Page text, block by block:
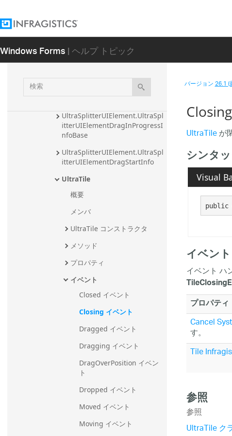
Windows Forms| ヘルプ トピック
検
索
UltraSplitterUIElement.UltraSpl
itterUIElementDragCompletedI
UltraSplitterUIElement.UltraSpl
UltraSplitterUIElement.UltraSpl
itterUIElementDragInfoBase
UltraSplitterUIElement.UltraSpl
itterUIElementDragInProgressI
nfoBase
UltraSplitterUIElement.UltraSpl
itterUIElementDragStartInfo
UltraTile
概要
メンバ
UltraTile コンストラクタ
メソッド
プロパティ
イベント
Closed イベント
Closing イベント
Dragged イベント
Dragging イベント
DragOverPosition イベン
ト
Dropped イベント
Moved イベント
Moving イベント
バージョン26.1 (
UltraTileが
シンタ
Visual
public
イベン
イベント ハ
プロパティ
Cancel
す。
Tile
参照
参照
UltraTile ク